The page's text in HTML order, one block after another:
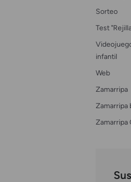
Sorteo
Test
infantil
Web
Zamarripa
Zamarripa
Zamarripa